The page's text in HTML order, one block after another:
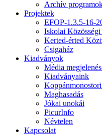
Archív
Projektek
EFOP-1.3.5-16-
Iskolai Közösségi
Kerted-érted
Csigaház
Kiadványok
Média
Kiadványaink
Maghasadás
Jókai unokái
PicurInfo
Névtelen
Kapcsolat